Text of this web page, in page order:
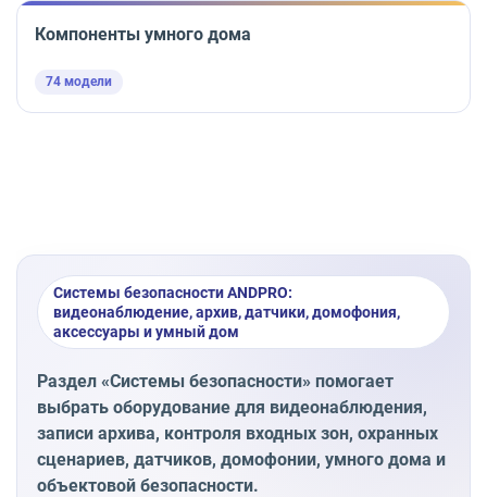
Компоненты умного дома
74 модели
Системы безопасности ANDPRO:
видеонаблюдение, архив, датчики, домофония,
аксессуары и умный дом
Раздел «Системы безопасности» помогает
выбрать оборудование для видеонаблюдения,
записи архива, контроля входных зон, охранных
сценариев, датчиков, домофонии, умного дома и
объектовой безопасности.